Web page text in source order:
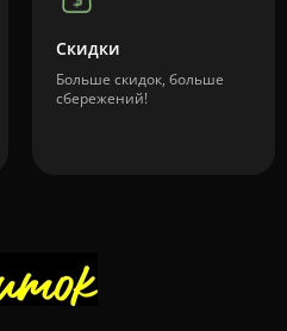
Скидки
Больше скидок, больше
сбережений!